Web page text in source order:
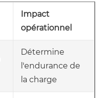
Impact
opérationnel
Détermine
l'endurance de
la charge